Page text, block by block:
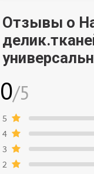
Отзывы о
0/5
5
4
3
2